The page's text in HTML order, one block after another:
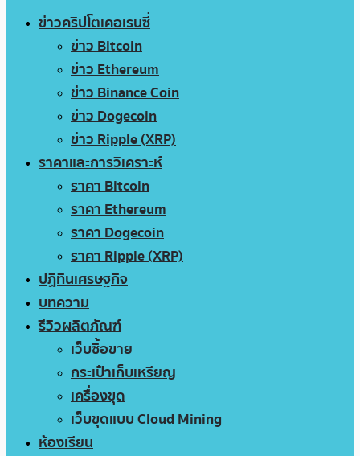
ข่าวคริปโตเคอเรนซี่
ข่าว Bitcoin
ข่าว Ethereum
ข่าว Binance Coin
ข่าว Dogecoin
ข่าว Ripple (XRP)
ราคาและการวิเคราะห์
ราคา Bitcoin
ราคา Ethereum
ราคา Dogecoin
ราคา Ripple (XRP)
ปฏิทินเศรษฐกิจ
บทความ
รีวิวผลิตภัณฑ์
เว็บซื้อขาย
กระเป๋าเก็บเหรียญ
เครื่องขุด
เว็บขุดแบบ Cloud Mining
ห้องเรียน